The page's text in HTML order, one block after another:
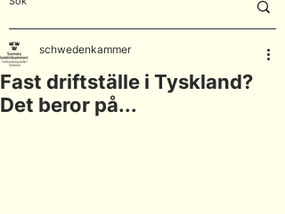
Fast driftställe i Tyskland?
Det beror på...
schwedenkammer